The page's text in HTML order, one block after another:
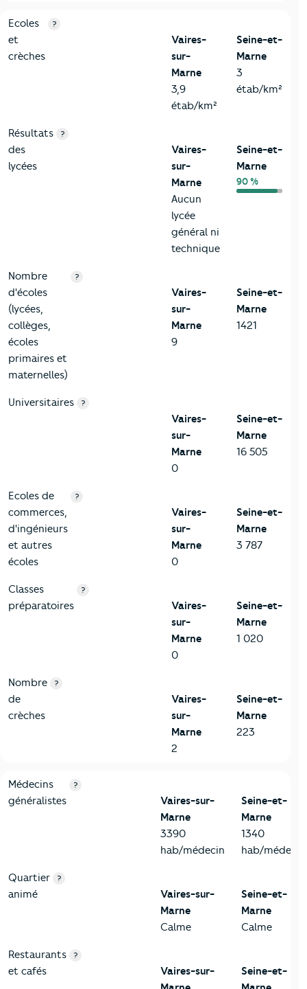
4-Education
Critères
Ecoles
et
crèches
?
Vaires-
sur-
Marne
3,9
étab/km²
Seine-et-
Marne
3
étab/km²
Résultats
des
lycées
?
Vaires-
sur-
Marne
Aucun
lycée
général ni
technique
Seine-et-
Marne
90 %
Nombre
d'écoles
(lycées,
collèges,
écoles
primaires et
maternelles)
?
Vaires-
sur-
Marne
9
Seine-et-
Marne
1421
Universitaires ?
Vaires-
sur-
Marne
0
Seine-et-
Marne
16 505
Ecoles de
commerces,
d'ingénieurs
et autres
écoles
?
Vaires-
sur-
Marne
0
Seine-et-
Marne
3 787
Classes
préparatoires
?
Vaires-
sur-
Marne
0
Seine-et-
Marne
1 020
Nombre
de
crèches
?
Vaires-
sur-
Marne
2
Seine-et-
Marne
223
5-Commerces
Critères Vaires-sur-Marne
Médecins
généralistes
?
Vaires-sur-
Marne
3390
hab/médecin
Seine-et-
Marne
1340
hab/médecin
Quartier
animé
?
Vaires-sur-
Marne
Calme
Seine-et-
Marne
Calme
Restaurants
et cafés
?
Vaires-sur-
Seine-et-